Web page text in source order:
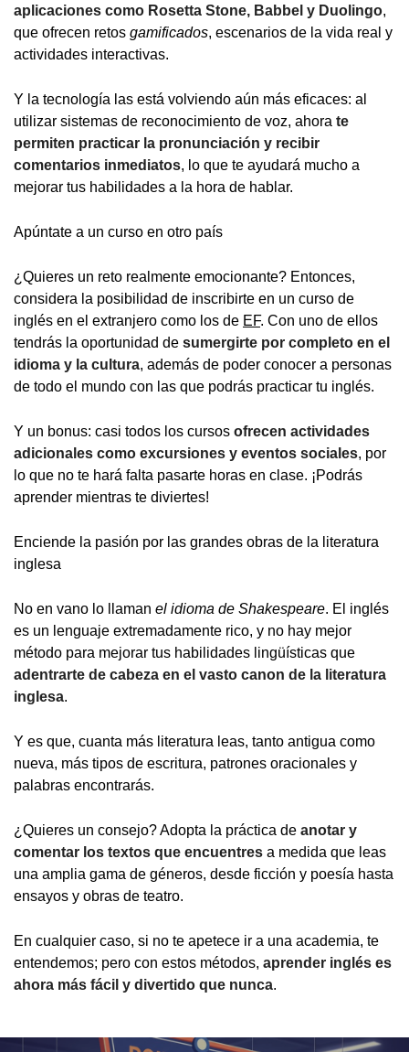
aplicaciones como Rosetta Stone, Babbel y Duolingo,
que ofrecen retos gamificados, escenarios de la vida real y
actividades interactivas.
Y la tecnología las está volviendo aún más eficaces: al
utilizar sistemas de reconocimiento de voz, ahora te
permiten practicar la pronunciación y recibir
comentarios inmediatos, lo que te ayudará mucho a
mejorar tus habilidades a la hora de hablar.
Apúntate a un curso en otro país
¿Quieres un reto realmente emocionante? Entonces,
considera la posibilidad de inscribirte en un curso de
inglés en el extranjero como los de EF. Con uno de ellos
tendrás la oportunidad de sumergirte por completo en el
idioma y la cultura, además de poder conocer a personas
de todo el mundo con las que podrás practicar tu inglés.
Y un bonus: casi todos los cursos ofrecen actividades
adicionales como excursiones y eventos sociales, por
lo que no te hará falta pasarte horas en clase. ¡Podrás
aprender mientras te diviertes!
Enciende la pasión por las grandes obras de la literatura
inglesa
No en vano lo llaman el idioma de Shakespeare. El inglés
es un lenguaje extremadamente rico, y no hay mejor
método para mejorar tus habilidades lingüísticas que
adentrarte de cabeza en el vasto canon de la literatura
inglesa.
Y es que, cuanta más literatura leas, tanto antigua como
nueva, más tipos de escritura, patrones oracionales y
palabras encontrarás.
¿Quieres un consejo? Adopta la práctica de anotar y
comentar los textos que encuentres a medida que leas
una amplia gama de géneros, desde ficción y poesía hasta
ensayos y obras de teatro.
En cualquier caso, si no te apetece ir a una academia, te
entendemos; pero con estos métodos, aprender inglés es
ahora más fácil y divertido que nunca.